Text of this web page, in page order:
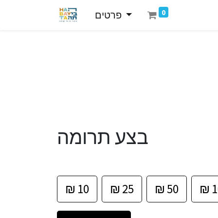
פרטים 0
בצע תרומה
₪ 10 ₪ 25 ₪50 ₪